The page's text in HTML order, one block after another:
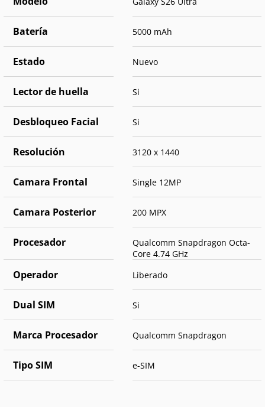
Batería 5000 mAh
Estado Nuevo
Lector de huella Si
Desbloqueo Facial Si
Resolución 3120 x 1440
Camara Frontal Single 12MP
Camara Posterior 200 MPX
Procesador
Qualcomm Snapdragon Octa-
Core 4.74 GHz
Operador Liberado
Dual SIM Si
Marca Procesador Qualcomm Snapdragon
Tipo SIM e-SIM